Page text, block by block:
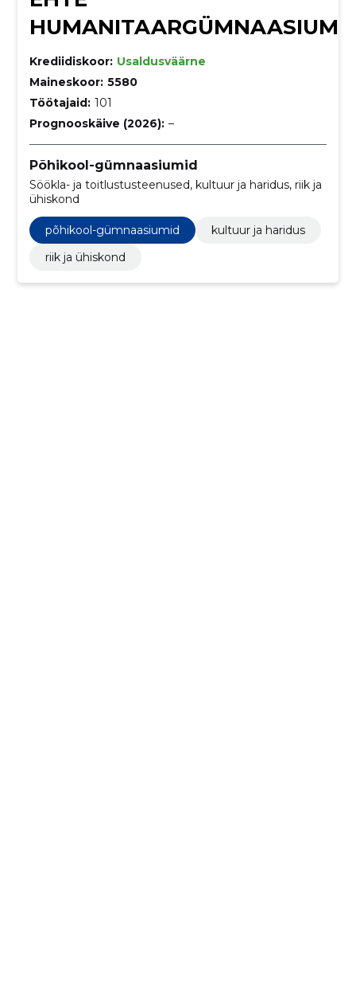
HUMANITAARGÜMNAASIUM
Krediidiskoor: Usaldusväärne
Maineskoor: 5580
Töötajaid: 101
Prognooskäive (2026): –
Põhikool-gümnaasiumid
Söökla- ja toitlustusteenused, kultuur ja haridus, riik ja
ühiskond
põhikool-gümnaasiumid
kultuur ja haridus
riik ja ühiskond